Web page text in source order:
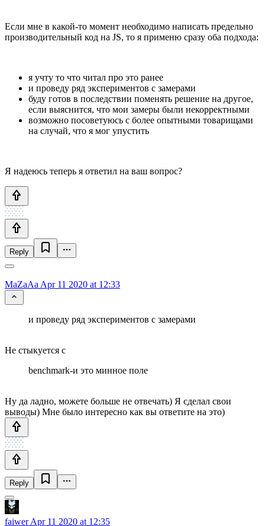
Если мне в какой-то момент необходимо написать предельно
производительный код на JS, то я применю сразу оба подхода:
я учту то что читал про это ранее
и проведу ряд экспериментов с замерами
буду готов в последствии поменять решение на другое,
если выяснится, что мои замеры были некорректными
возможно посоветуюсь с более опытными товарищами
на случай, что я мог упустить
Я надеюсь теперь я ответил на ваш вопрос?
Reply
MaZaAa Apr 11 2020 at 12:33
и проведу ряд экспериментов с замерами
Не стыкуется с
benchmark-и это минное поле
Ну да ладно, можете больше не отвечать) Я сделал свои
выводы) Мне было интересно как вы ответите на это)
Reply
faiwerApr 11 2020 at 12:35